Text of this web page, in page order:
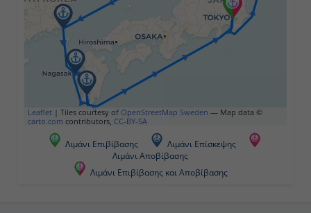
18:00
Εν Πλω
Leaflet | Tiles courtesy of OpenStreetMap Sweden — Map data ©
carto.com contributors, CC-BY-SA
Λιμάνι Επιβίβασης
Λιμάνι Επίσκεψης
Λιμάνι Αποβίβασης
Λιμάνι Επιβίβασης και Αποβίβασης